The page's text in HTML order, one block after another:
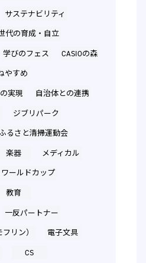
サステナビリティ
代の育成・自立
学びのフェス
CASIOの森
やすめ
実現
自治体との連携
ジブリパーク
るさと清掃運動会
楽器
メディカル
ールドカップ
教育
一反パートナー
リン）
電子文具
CS